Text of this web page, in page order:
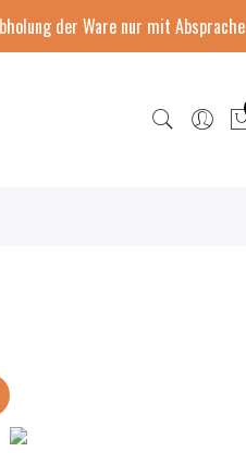
der Ware nur mit Absprache